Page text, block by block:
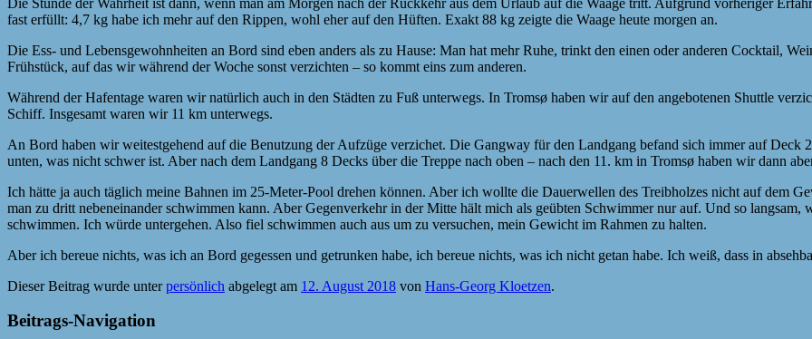
fast erfüllt: 4,7 kg habe ich mehr auf den Rippen, wohl eher auf den Hüften. Exakt 88 kg zeigte die Waage heute morgen an.
Die Ess- und Lebensgewohnheiten an Bord sind eben anders als zu Hause: Man hat mehr Ruhe, trinkt den einen oder anderen Cocktail,
Frühstück, auf das wir während der Woche sonst verzichten – so kommt eins zum anderen.
Während der Hafentage waren wir natürlich auch in den Städten zu Fuß unterwegs. In Tromsø haben wir auf den angebotenen Shuttle
Schiff. Insgesamt waren wir 11 km unterwegs.
An Bord haben wir weitestgehend auf die Benutzung der Aufzüge verzichet. Die Gangway für den Landgang befand sich immer auf Deck
unten, was nicht schwer ist. Aber nach dem Landgang 8 Decks über die Treppe nach oben – nach den 11. km in Tromsø haben wir dann
Ich hätte ja auch täglich meine Bahnen im 25-Meter-Pool drehen können. Aber ich wollte die Dauerwellen des Treibholzes nicht auf dem
man zu dritt nebeneinander schwimmen kann. Aber Gegenverkehr in der Mitte hält mich als geübten Schwimmer nur auf. Und so
schwimmen. Ich würde untergehen. Also fiel schwimmen auch aus um zu versuchen, mein Gewicht im Rahmen zu halten.
Aber ich bereue nichts, was ich an Bord gegessen und getrunken habe, ich bereue nichts, was ich nicht getan habe. Ich weiß, dass in
Dieser Beitrag wurde unterpersönlich abgelegt am 12. August 2018 von Hans-Georg Kloetzen.
Beitrags-Navigation